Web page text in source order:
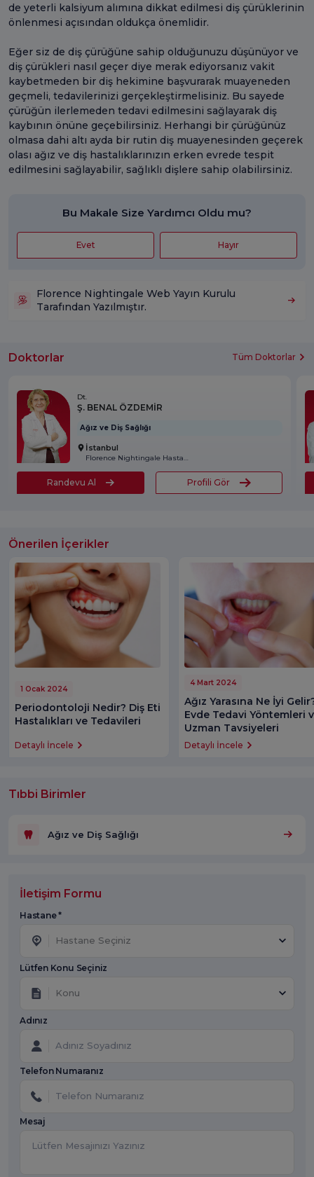
de yeterli kalsiyum alımına dikkat edilmesi diş çürüklerinin
önlenmesi açısından oldukça önemlidir.
Eğer siz de diş çürüğüne sahip olduğunuzu düşünüyor ve
diş çürükleri nasıl geçer diye merak ediyorsanız vakit
kaybetmeden bir diş hekimine başvurarak muayeneden
geçmeli, tedavilerinizi gerçekleştirmelisiniz. Bu sayede
çürüğün ilerlemeden tedavi edilmesini sağlayarak diş
kaybının önüne geçebilirsiniz. Herhangi bir çürüğünüz
olmasa dahi altı ayda bir rutin diş muayenesinden geçerek
olası ağız ve diş hastalıklarınızın erken evrede tespit
edilmesini sağlayabilir, sağlıklı dişlere sahip olabilirsiniz.
Bu Makale Size Yardımcı Oldu mu?
Evet Hayır
Florence Nightingale Web Yayın Kurulu
Tarafından Yazılmıştır.
Doktorlar Tüm Doktorlar
Dt.
Ş. BENAL ÖZDEMİR
Ağız ve Diş Sağlığı
İstanbul
Florence Nightingale Hastanesi
Randevu Al Profili Gör
Önerilen İçerikler
1 Ocak 2024
Periodontoloji Nedir? Diş Eti
Hastalıkları ve Tedavileri
Detaylı İncele
4 Mart 2024
Ağız Yarasına Ne İyi
Evde Tedavi Yöntemleri
Uzman Tavsiyeleri
Detaylı İncele
Tıbbi Birimler
Ağız ve Diş Sağlığı
İletişim Formu
Hastane *
Hastane Seçiniz
Lütfen Konu Seçiniz
Konu
Adınız
Telefon Numaranız
Mesaj